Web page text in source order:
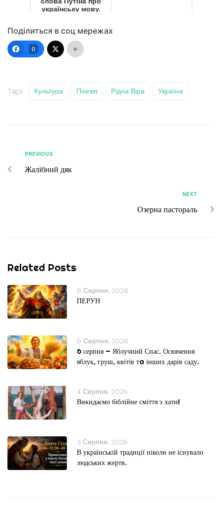
українську мову.
Поділиться в соц мережах
0
Tags: Культура Поезія Рідна Віра Україна
PREVIOUS
Жалібний дяк
NEXT
Озерна пастораль
Related Posts
6 Серпня, 2026
ПЕРУН
6 Серпня, 2026
6 серпня — Яблучний Спас. Освячення
яблук, груш, квітів тa інших дарів саду.
4 Серпня, 2026
Викидаємо біблійне сміття з хати!
3 Серпня, 2026
В українській традиції ніколи не існувало
людських жертв.